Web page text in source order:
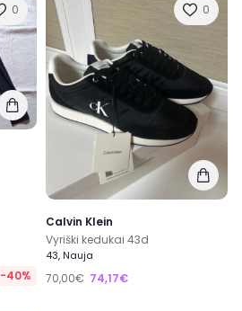
0
-40%
0
Calvin Klein
Vyriški kedukai 43d
43, Nauja
70,00€ 74,17€